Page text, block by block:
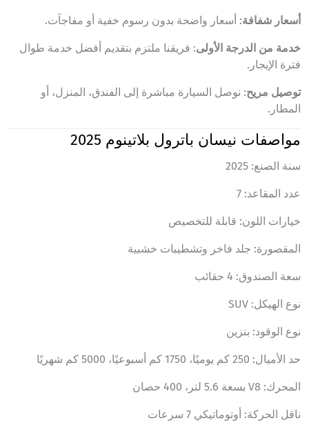
أسعار شفافة: أسعار واضحة بدون رسوم خفية أو مفاجآت.
خدمة من الدرجة الأولى: فريقنا ملتزم بتقديم أفضل خدمة طوال
فترة الإيجار.
توصيل مريح: نوصل السيارة مباشرة إلى الفندق، المنزل، أو
المطار.
مواصفات نيسان باترول بلاتينوم 2025
سنة الصنع: 2025
عدد المقاعد: 7
خيارات اللون: قابلة للتخصيص
المقصورة: جلد فاخر وتشطيبات خشبية
سعة الصندوق: 4 حقائب
نوع الهيكل: SUV
نوع الوقود: بنزين
حد الأميال: 250 كم يوميًا، 1750 كم أسبوعيًا، 5000 كم شهريًا
المحرك: V8 بسعة 5.6 لتر، 400 حصان
ناقل الحركة: أوتوماتيكي 7 سرعات